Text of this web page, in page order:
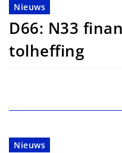
Nieuws
D66: N33
tolheffing
Nieuws